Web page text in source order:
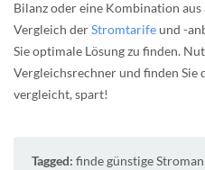
Bilanz oder eine Kombination
Vergleich derStromtarifeund -
Sie optimale Lösung zu finden.
Vergleichsrechner und finden Sie
vergleicht, spart!
Tagged: finde günstige